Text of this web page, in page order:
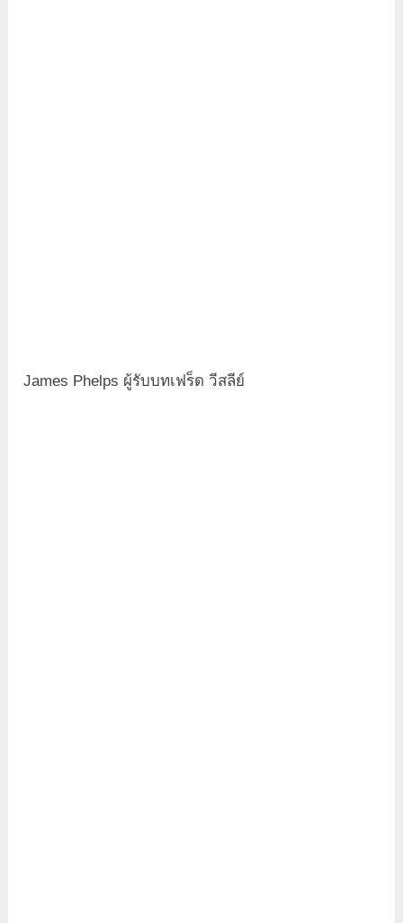
James Phelps ผู้รับบทเฟร็ด วีสลีย์